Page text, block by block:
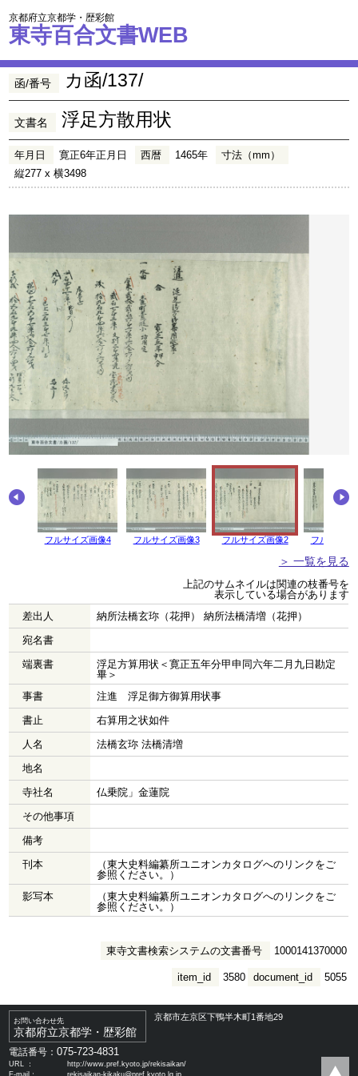
京都府立京都学・歴彩館
東寺百合文書WEB
函/番号 カ函/137/
文書名 浮足方散用状
年月日 寛正6年正月日 西暦 1465年
寸法（mm）
縦277 x 横3498
フルサイズ画像4 フルサイズ画像3 フルサイズ画像2 フルサイズ
＞ 一覧を見る
上記のサムネイルは関連の枝番号を
表示している場合があります
差出人
納所法橋玄珎（花押） 納所法橋清増（花押）
宛名書
端裏書
浮足方算用状＜寛正五年分甲申同六年二月九日勘定
畢＞
事書
注進 浮足御方御算用状事
書止
右算用之状如件
人名
法橋玄珎 法橋清増
地名
寺社名
仏乗院」金蓮院
その他事項
備考
刊本
（東大史料編纂所ユニオンカタログへのリンクをご
参照ください。）
影写本
（東大史料編纂所ユニオンカタログへのリンクをご
参照ください。）
東寺文書検索システムの文書番号 1000141370000
document_id 5055
item_id 3580
お問い合わせ先
京都府立京都学・歴彩館
京都市左京区下鴨半木町1番地29
電話番号：075-723-4831
URL ：
http://www.pref.kyoto.jp/rekisaikan/
E-mail：
rekisaikan-kikaku@pref.kyoto.lg.jp